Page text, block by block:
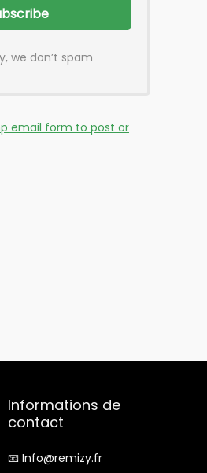
we don’t spam
email form to post or
Informations de
contact
📧 Info@remizy.fr